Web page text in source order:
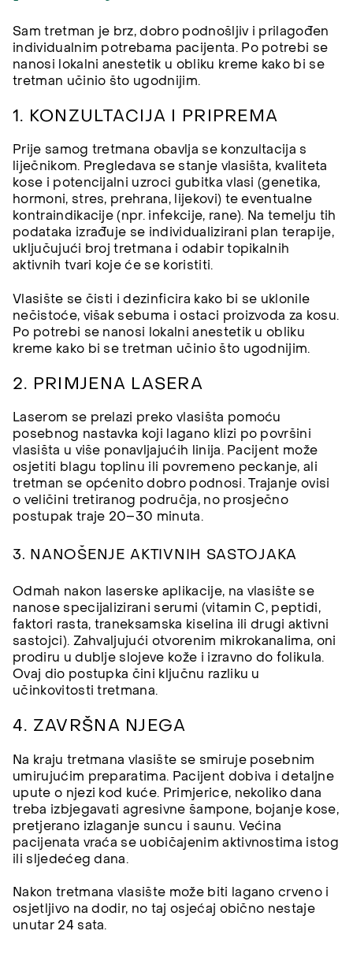
Sam tretman je brz, dobro podnošljiv i prilagođen
individualnim potrebama pacijenta. Po potrebi se
nanosi lokalni anestetik u obliku kreme kako bi se
tretman učinio što ugodnijim.
1. KONZULTACIJA I PRIPREMA
Prije samog tretmana obavlja se konzultacija s
liječnikom. Pregledava se stanje vlasišta, kvaliteta
kose i potencijalni uzroci gubitka vlasi (genetika,
hormoni, stres, prehrana, lijekovi) te eventualne
kontraindikacije (npr. infekcije, rane). Na temelju tih
podataka izrađuje se individualizirani plan terapije,
uključujući broj tretmana i odabir topikalnih
aktivnih tvari koje će se koristiti.
Vlasište se čisti i dezinficira kako bi se uklonile
nečistoće, višak sebuma i ostaci proizvoda za kosu.
Po potrebi se nanosi lokalni anestetik u obliku
kreme kako bi se tretman učinio što ugodnijim.
2. PRIMJENA LASERA
Laserom se prelazi preko vlasišta pomoću
posebnog nastavka koji lagano klizi po površini
vlasišta u više ponavljajućih linija. Pacijent može
osjetiti blagu toplinu ili povremeno peckanje, ali
tretman se općenito dobro podnosi. Trajanje ovisi
o veličini tretiranog područja, no prosječno
postupak traje 20–30 minuta.
3. NANOŠENJE AKTIVNIH SASTOJAKA
Odmah nakon laserske aplikacije, na vlasište se
nanose specijalizirani serumi (vitamin C, peptidi,
faktori rasta, traneksamska kiselina ili drugi aktivni
sastojci). Zahvaljujući otvorenim mikrokanalima, oni
prodiru u dublje slojeve kože i izravno do folikula.
Ovaj dio postupka čini ključnu razliku u
učinkovitosti tretmana.
4. ZAVRŠNA NJEGA
Na kraju tretmana vlasište se smiruje posebnim
umirujućim preparatima. Pacijent dobiva i detaljne
upute o njezi kod kuće. Primjerice, nekoliko dana
treba izbjegavati agresivne šampone, bojanje kose,
pretjerano izlaganje suncu i saunu. Većina
pacijenata vraća se uobičajenim aktivnostima istog
ili sljedećeg dana.
Nakon tretmana vlasište može biti lagano crveno i
osjetljivo na dodir, no taj osjećaj obično nestaje
unutar 24 sata.